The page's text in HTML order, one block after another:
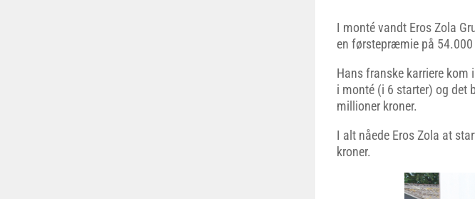
I monté vandt Eros Zola
en førstepræmie på 54.000
Hans franske karriere
i monté (i 6 starter) og det
millioner kroner.
I alt nåede Eros Zola at
kroner.